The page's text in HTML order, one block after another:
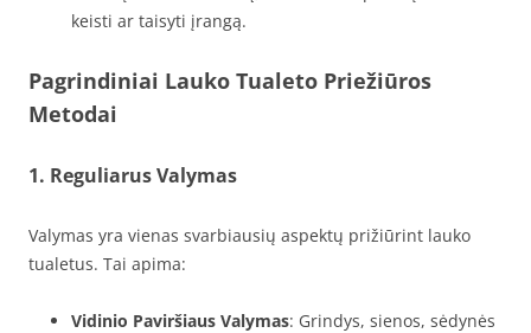
keisti ar taisyti įrangą.
Pagrindiniai Lauko Tualeto Priežiūros
Metodai
1. Reguliarus Valymas
Valymas yra vienas svarbiausių aspektų prižiūrint lauko
tualetus. Tai apima:
Vidinio Paviršiaus Valymas: Grindys, sienos, sėdynės